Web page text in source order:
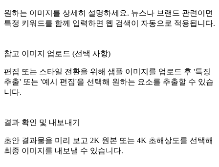
원하는 이미지를 상세히 설명하세요. 뉴스나 브랜드 관련이면
특정 키워드를 함께 입력하면 웹 검색이 자동으로 적용됩니다.
참고 이미지 업로드 (선택 사항)
편집 또는 스타일 전환을 위해 샘플 이미지를 업로드 후 '특징
추출' 또는 '예시 편집'을 선택해 원하는 요소를 추출할 수 있습
니다.
결과 확인 및 내보내기
초안 결과물을 미리 보고 2K 원본 또는 4K 초해상도를 선택해
최종 이미지를 내보낼 수 있습니다.